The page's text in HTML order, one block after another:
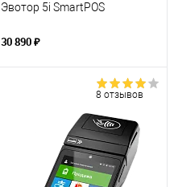
Эвотор 5i SmartPOS
30 890 ₽
8 отзывов